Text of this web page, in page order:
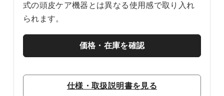
式の頭皮ケア機器とは異なる使用感で取り入れ
られます。
価格・在庫を確認
仕様・取扱説明書を見る